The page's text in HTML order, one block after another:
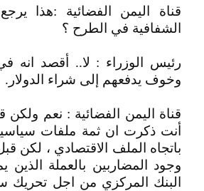
قناة اليمن الفضائية :هذا
الشفافية في الطرح ؟
رئيس الوزراء : لا.. أقصد انه
وخوف يدفعهم إلى شراء الدولار.
قناة اليمن الفضائية : نعم ولكن
أنت ذكرت ان ثمة ملفات
باتجاه الملف الاقتصادي ، لكن
وجود المضاربين بالعملة الذين
البنك المركزي من اجل تحريك